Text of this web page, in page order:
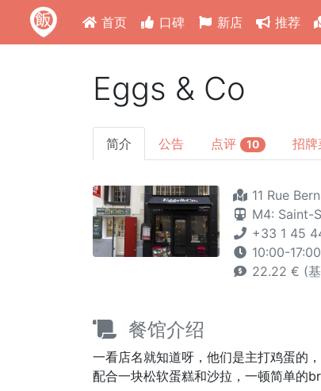
首页 口碑 新店 推荐
Eggs & Co
简介 公告 点评 10 招牌
11 Rue
M4: Saint-
+33 1 45
10:00-
22.22 € (
餐馆介绍
一看店名就知道呀，他们是主打鸡蛋的
配合一块松软蛋糕和沙拉，一顿简单的